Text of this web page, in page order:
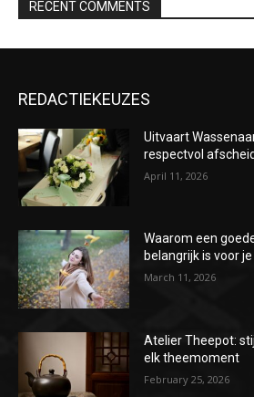
RECENT COMMENTS
REDACTIEKEUZES
Uitvaart
respectvol afscheid
April 11, 2026
Waarom een
belangrijk is voor
March 11, 2026
Atelier Theepot:
elk theemoment
February 25, 2026